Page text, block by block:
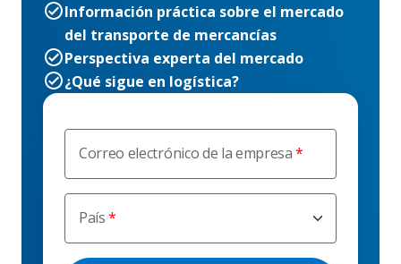
Correo electrónico de la empresa
País
Información práctica sobre el mercado
del transporte de mercancías
Perspectiva experta del mercado
¿Qué sigue en logística?